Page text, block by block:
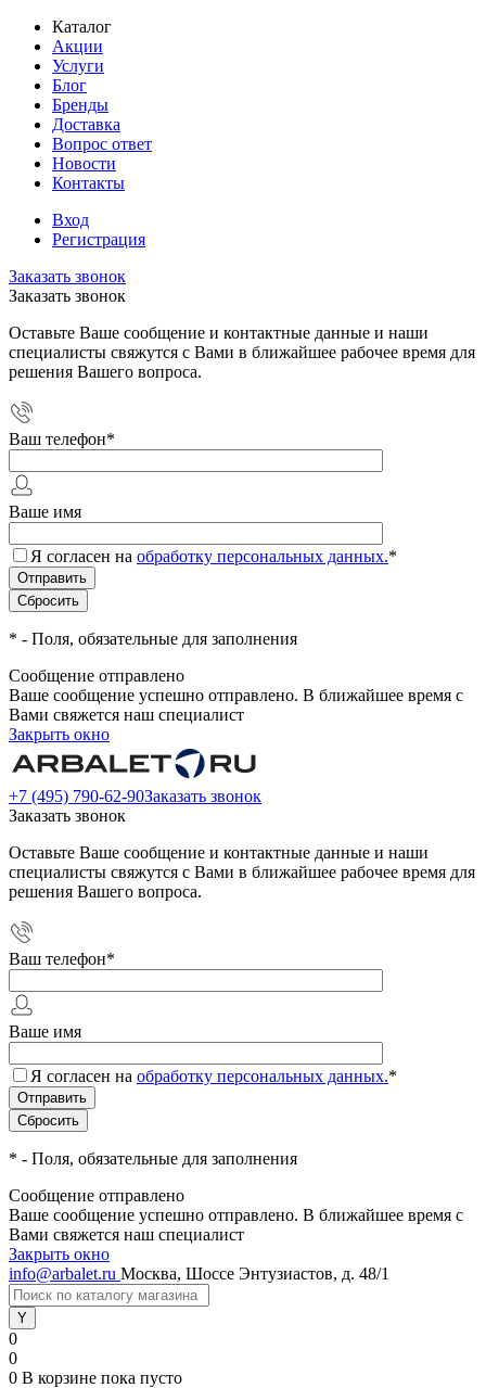
Каталог
Акции
Услуги
Блог
Бренды
Доставка
Вопрос ответ
Новости
Контакты
Вход
Регистрация
Заказать звонок
Заказать звонок
Оставьте Ваше сообщение и контактные данные и наши
специалисты свяжутся с Вами в ближайшее рабочее время для
решения Вашего вопроса.
Ваш телефон*
Ваше имя
Я согласен на обработку персональных данных.*
* - Поля, обязательные для заполнения
Сообщение отправлено
Ваше сообщение успешно отправлено. В ближайшее время с
Вами свяжется наш специалист
Закрыть окно
+7 (495) 790-62-90Заказать звонок
Заказать звонок
Оставьте Ваше сообщение и контактные данные и наши
специалисты свяжутся с Вами в ближайшее рабочее время для
решения Вашего вопроса.
Ваш телефон*
Ваше имя
Я согласен на обработку персональных данных.*
* - Поля, обязательные для заполнения
Сообщение отправлено
Ваше сообщение успешно отправлено. В ближайшее время с
Вами свяжется наш специалист
Закрыть окно
info@arbalet.ru Москва, Шоссе Энтузиастов, д. 48/1
0
0
0 В корзине пока пусто